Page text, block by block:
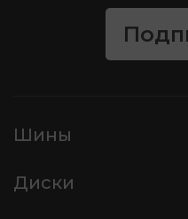
Шины
Диски